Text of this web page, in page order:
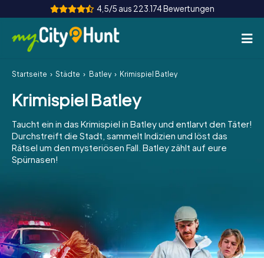
4,5/5 aus 223.174 Bewertungen
So funktioniert's
Städte
Touren
Teamevent
INT AT
ES
IE
IT
NL
Startseite Städte Batley Krimispiel Batley
Krimispiel Batley
Taucht ein in das Krimispiel in Batley und entlarvt den Täter!
Durchstreift die Stadt, sammelt Indizien und löst das
Rätsel um den mysteriösen Fall. Batley zählt auf eure
Spürnasen!